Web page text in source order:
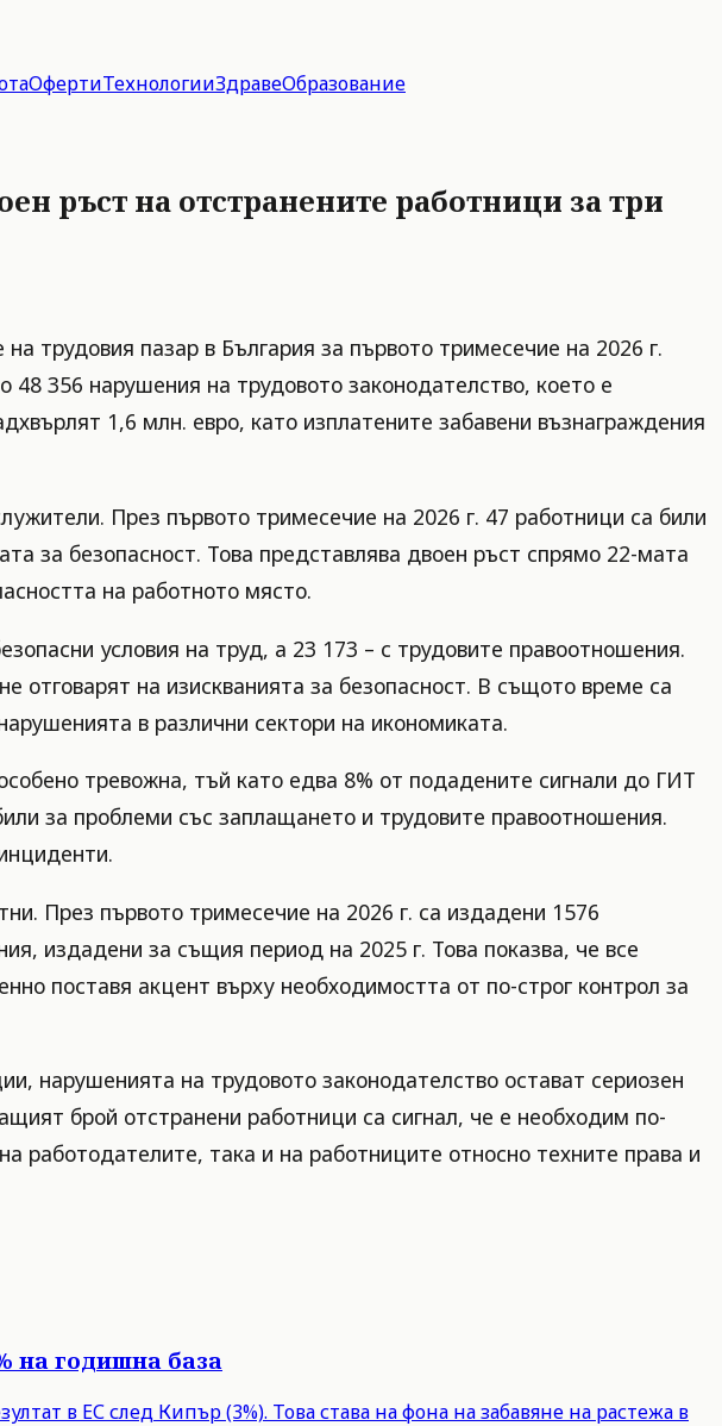
ОфертиТехнологииЗдравеОбразование
ръст на отстранените работници за три
трудовия пазар в България за първото тримесечие на 2026 г.
356 нарушения на трудовото законодателство, което е
1,6 млн. евро, като изплатените забавени възнаграждения
През първото тримесечие на 2026 г. 47 работници са били
за безопасност. Това представлява двоен ръст спрямо 22-мата
на работното място.
условия на труд, а 23 173 – с трудовите правоотношения.
на изискванията за безопасност. В същото време са
в различни сектори на икономиката.
тревожна, тъй като едва 8% от подадените сигнали до ГИТ
за проблеми със заплащането и трудовите правоотношения.
През първото тримесечие на 2026 г. са издадени 1576
издадени за същия период на 2025 г. Това показва, че все
поставя акцент върху необходимостта от по-строг контрол за
нарушенията на трудовото законодателство остават сериозен
брой отстранени работници са сигнал, че е необходим по-
работодателите, така и на работниците относно техните права и
на годишна база
в ЕС след Кипър (3%). Това става на фона на забавяне на растежа в